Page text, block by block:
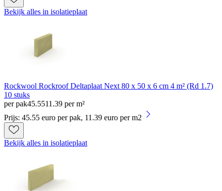
Bekijk alles in isolatieplaat
Rockwool Rockroof Deltaplaat Next 80 x 50 x 6 cm 4 m² (Rd 1.7)
10 stuks
per pak45.5511.39 per m²
Prijs: 45.55 euro per pak, 11.39 euro per m2
Bekijk alles in isolatieplaat